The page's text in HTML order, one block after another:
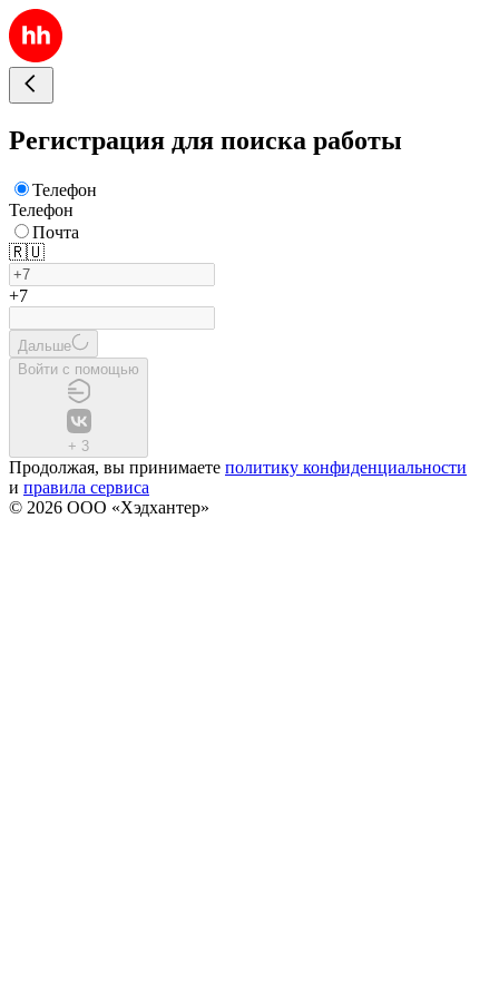
Регистрация для поиска работы
Телефон
Телефон
Почта
🇷🇺
+7
Дальше
Войти с помощью
+ 3
Продолжая, вы принимаете политику конфиденциальности
и правила сервиса
© 2026 ООО «Хэдхантер»